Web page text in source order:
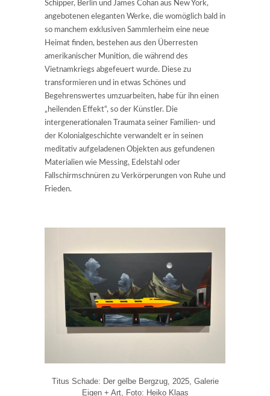
Schipper, Berlin und James Cohan aus New York,
angebotenen eleganten Werke, die womöglich bald in
so manchem exklusiven Sammlerheim eine neue
Heimat finden, bestehen aus den Überresten
amerikanischer Munition, die während des
Vietnamkriegs abgefeuert wurde. Diese zu
transformieren und in etwas Schönes und
Begehrenswertes umzuarbeiten, habe für ihn einen
„heilenden Effekt“, so der Künstler. Die
intergenerationalen Traumata seiner Familien- und
der Kolonialgeschichte verwandelt er in seinen
meditativ aufgeladenen Objekten aus gefundenen
Materialien wie Messing, Edelstahl oder
Fallschirmschnüren zu Verkörperungen von Ruhe und
Frieden.
Titus Schade: Der gelbe Bergzug, 2025, Galerie
Eigen + Art, Foto: Heiko Klaas